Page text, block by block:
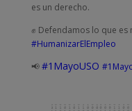
es un derecho.
✊ Defendamos lo que es
#HumanizarElEmpleo
📢#1MayoUSO